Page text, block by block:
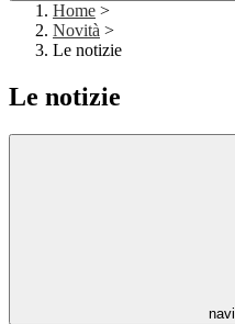
Home >
Novità >
Le notizie
Le notizie